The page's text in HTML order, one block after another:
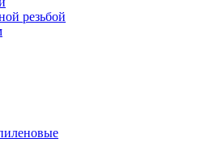
резьбой